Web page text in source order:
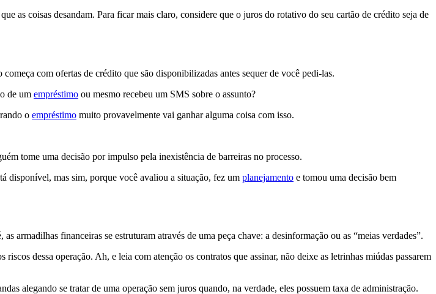
as coisas desandam. Para ficar mais claro, considere que o juros do rotativo do seu cartão de crédito seja de
começa com ofertas de crédito que são disponibilizadas antes sequer de você pedi-las.
de um empréstimo ou mesmo recebeu um SMS sobre o assunto?
o empréstimo muito provavelmente vai ganhar alguma coisa com isso.
tome uma decisão por impulso pela inexistência de barreiras no processo.
disponível, mas sim, porque você avaliou a situação, fez um planejamento e tomou uma decisão bem
armadilhas financeiras se estruturam através de uma peça chave: a desinformação ou as “meias verdades”.
riscos dessa operação. Ah, e leia com atenção os contratos que assinar, não deixe as letrinhas miúdas passarem
alegando se tratar de uma operação sem juros quando, na verdade, eles possuem taxa de administração.